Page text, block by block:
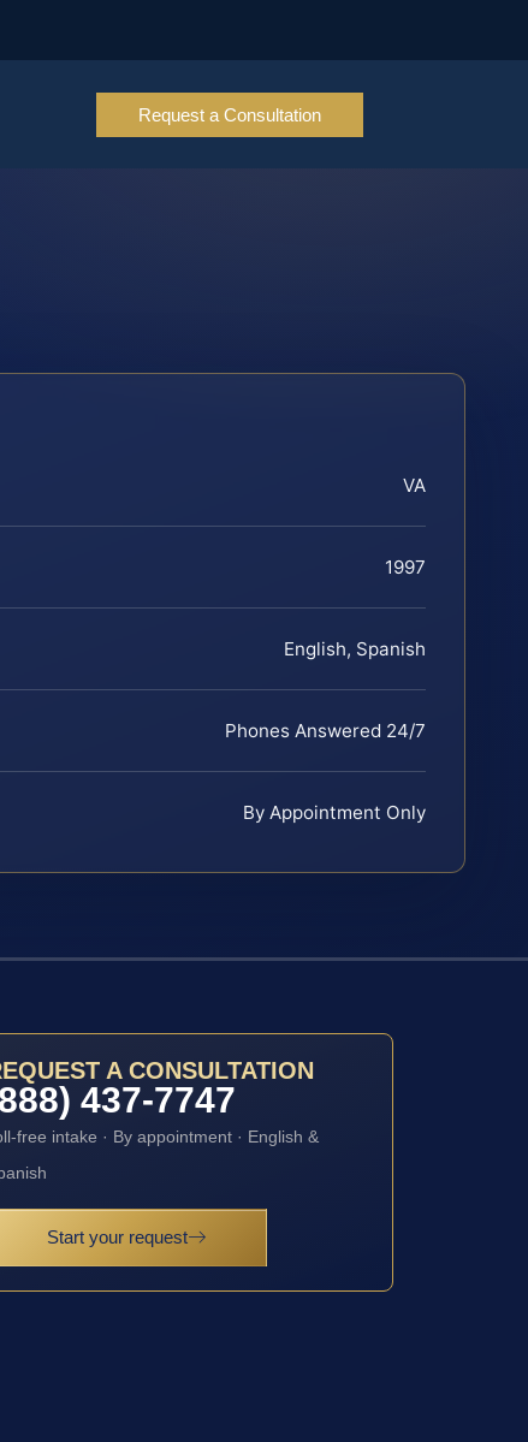
Request a Consultation
VA
1997
English, Spanish
Phones Answered 24/7
By Appointment Only
A CONSULTATION
437-7747
free intake · By appointment · English &
Start your request